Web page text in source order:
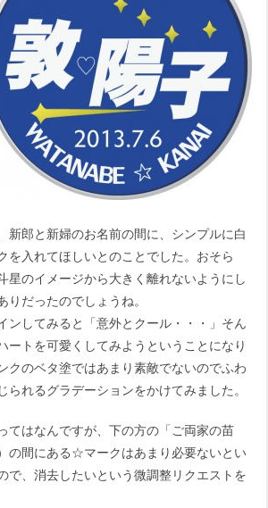
新郎と新婦のお名前の間に、シンプルに白
を入れてほしいとのことでした。おそら
星のイメージから大きく離れないようにし
りだったのでしょうね。
ンしてみると「意外とクール・・・」そん
ートを可愛くしてみようということになり
クのベタ塗ではあまり素敵でないのでふわ
られるグラデーションをかけてみました。
てはなんですが、下の方の「ご両家の苗
の間にある☆マークはあまり必要ないとい
で、消去したいという微調整リクエストを